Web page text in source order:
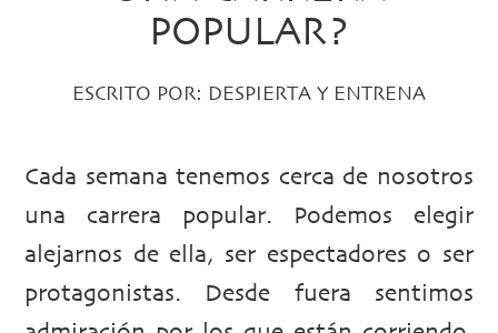
POPULAR?
ESCRITO POR: DESPIERTA Y ENTRENA
Cada semana tenemos cerca de nosotros
una carrera popular. Podemos elegir
alejarnos de ella, ser espectadores o ser
protagonistas. Desde fuera sentimos